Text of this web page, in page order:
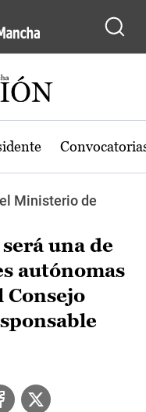
Ministerio de
una de
autónomas
Consejo